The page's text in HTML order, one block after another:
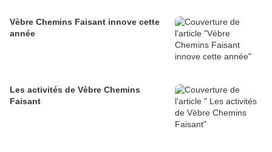
Vèbre Chemins Faisant innove cette
année
Les activités de Vèbre Chemins
Faisant